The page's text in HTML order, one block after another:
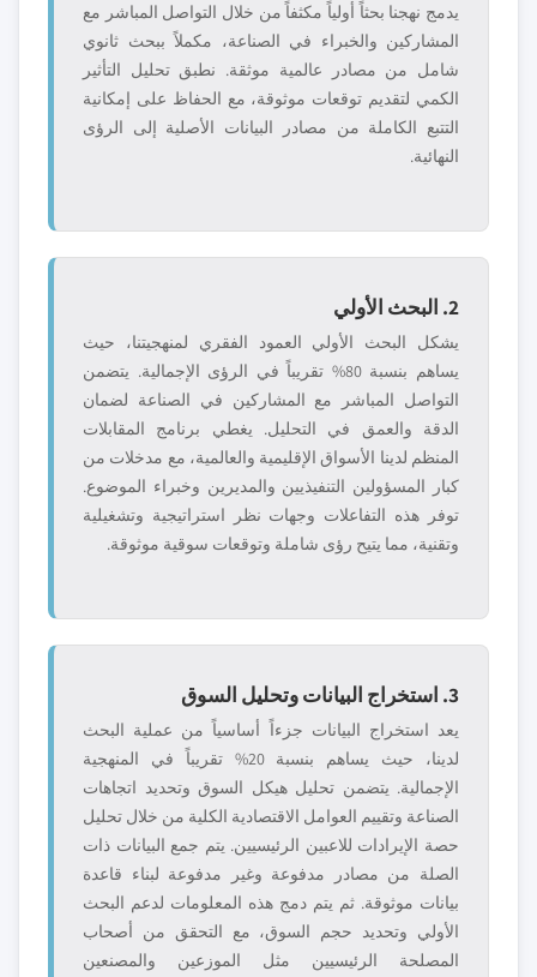
يدمج نهجنا بحثاً أولياً مكثفاً من خلال التواصل المباشر مع
المشاركين والخبراء في الصناعة، مكملاً ببحث ثانوي
شامل من مصادر عالمية موثقة. نطبق تحليل التأثير
الكمي لتقديم توقعات موثوقة، مع الحفاظ على إمكانية
التتبع الكاملة من مصادر البيانات الأصلية إلى الرؤى
النهائية.
2. البحث الأولي
يشكل البحث الأولي العمود الفقري لمنهجيتنا، حيث
يساهم بنسبة 80% تقريباً في الرؤى الإجمالية. يتضمن
التواصل المباشر مع المشاركين في الصناعة لضمان
الدقة والعمق في التحليل. يغطي برنامج المقابلات
المنظم لدينا الأسواق الإقليمية والعالمية، مع مدخلات من
كبار المسؤولين التنفيذيين والمديرين وخبراء الموضوع.
توفر هذه التفاعلات وجهات نظر استراتيجية وتشغيلية
وتقنية، مما يتيح رؤى شاملة وتوقعات سوقية موثوقة.
3. استخراج البيانات وتحليل السوق
يعد استخراج البيانات جزءاً أساسياً من عملية البحث
لدينا، حيث يساهم بنسبة 20% تقريباً في المنهجية
الإجمالية. يتضمن تحليل هيكل السوق وتحديد اتجاهات
الصناعة وتقييم العوامل الاقتصادية الكلية من خلال تحليل
حصة الإيرادات للاعبين الرئيسيين. يتم جمع البيانات ذات
الصلة من مصادر مدفوعة وغير مدفوعة لبناء قاعدة
بيانات موثوقة. ثم يتم دمج هذه المعلومات لدعم البحث
الأولي وتحديد حجم السوق، مع التحقق من أصحاب
المصلحة الرئيسيين مثل الموزعين والمصنعين